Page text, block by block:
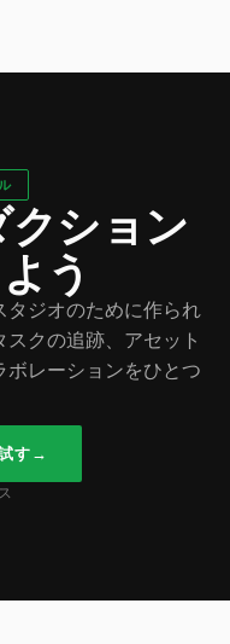
ション
う
タジオのために作られ
クの追跡、アセット
レーションをひとつ
す→